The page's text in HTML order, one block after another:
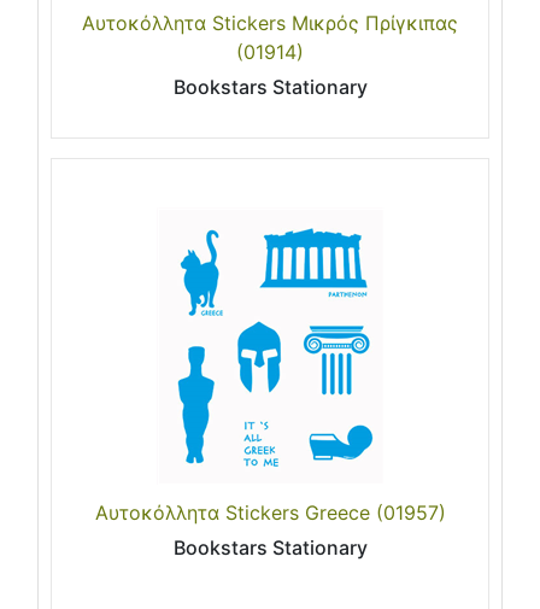
Αυτοκόλλητα Stickers Μικρός Πρίγκιπας
(01914)
Bookstars Stationary
Αυτοκόλλητα Stickers Greece (01957)
Bookstars Stationary